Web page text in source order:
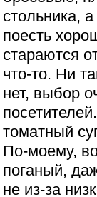
стольника,
поесть
стараются
что-то. Ни
нет, выбор
томатный
По-моему,
поганый,
не из-за